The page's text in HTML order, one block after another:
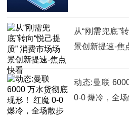
从“刚需兜底”
景创新提速-焦
动态:曼联
0-0 爆冷，全